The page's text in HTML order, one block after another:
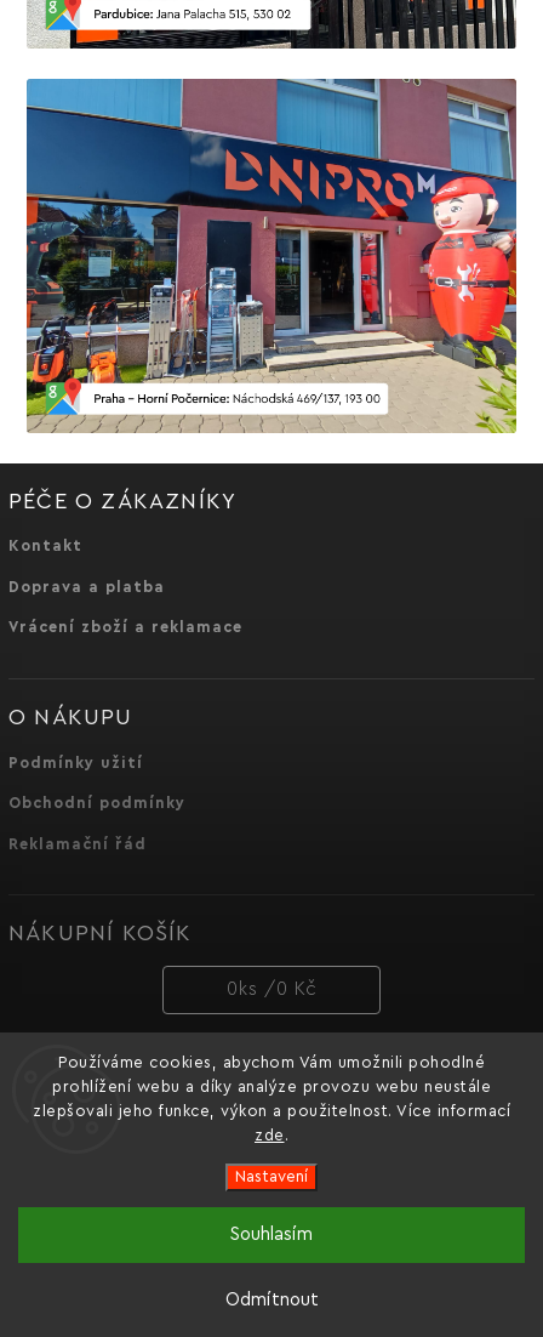
Používáme cookies, abychom Vám umožnili pohodlné
prohlížení webu a díky analýze provozu webu neustále
zlepšovali jeho funkce, výkon a použitelnost. Více informací
zde .
Nastavení
Odmítnout
Souhlasím
Oficiální e-shop značky nářadí Dnipro-M pro Česko a
Slovensko.
PÉČE O ZÁKAZNÍKY
Kontakt
Doprava a platba
Vrácení zboží a reklamace
O NÁKUPU
Podmínky užití
Obchodní podmínky
Reklamační řád
NÁKUPNÍ KOŠÍK
0 ks / 0 Kč
PŘIJÍMÁME ONLINE PLATBY